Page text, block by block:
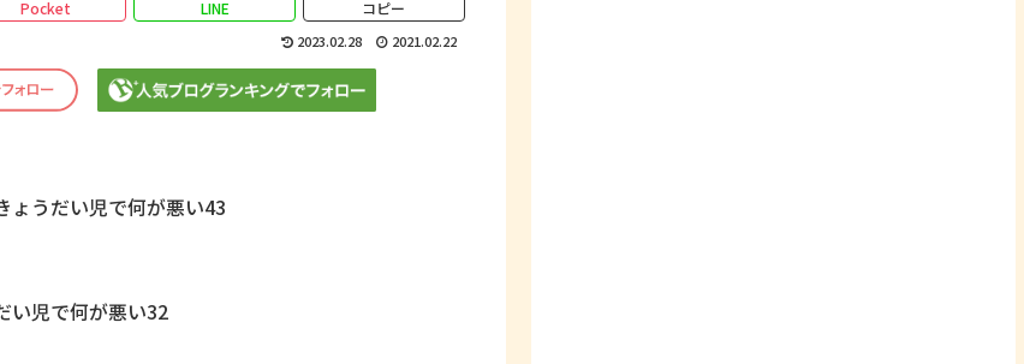
Pocket LINE コピー
2023.02.28 2021.02.22
ょうだい児で何が悪い43
い児で何が悪い32